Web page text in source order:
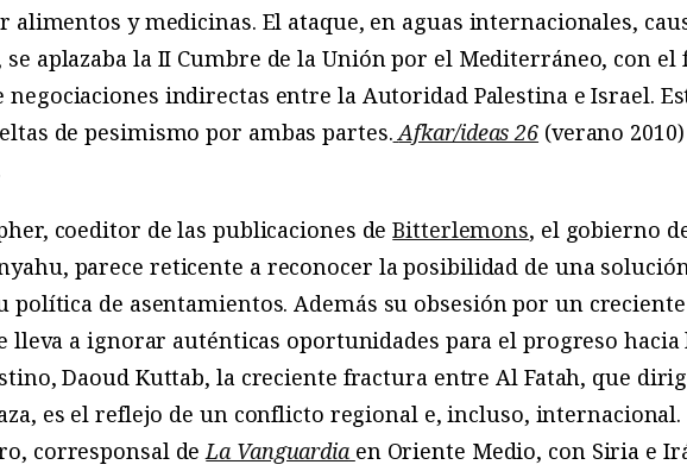
alimentos y medicinas. El ataque, en aguas internacionales,
se aplazaba la II Cumbre de la Unión por el Mediterráneo, con
negociaciones indirectas entre la Autoridad Palestina e Israel.
de pesimismo por ambas partes. Afkar/ideas 26 (verano
coeditor de las publicaciones deBitterlemons, el gobierno
parece reticente a reconocer la posibilidad de una
política de asentamientos. Además su obsesión por un
a ignorar auténticas oportunidades para el progreso hacia
Daoud Kuttab, la creciente fractura entre Al Fatah, que
es el reflejo de un conflicto regional e, incluso, internacional.
corresponsal deLa Vanguardia en Oriente Medio, con Siria e